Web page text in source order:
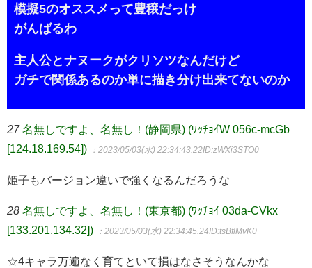
模擬5のオススメって豊穣だっけ
がんばるわ
主人公とナヌークがクリソツなんだけど
ガチで関係あるのか単に描き分け出来てないのか
27 名無しですよ、名無し！(静岡県) (ﾜｯﾁｮｲW 056c-mcGb
[124.18.169.54])
：2023/05/03(水) 22:34:43.22ID:zWXi3STO0
姫子もバージョン違いで強くなるんだろうな
28 名無しですよ、名無し！(東京都) (ﾜｯﾁｮｲ 03da-CVkx
[133.201.134.32])
：2023/05/03(水) 22:34:45.24ID:tsBflMvK0
☆4キャラ万遍なく育てといて損はなさそうなんかな